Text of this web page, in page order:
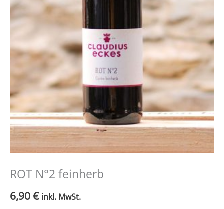
ROT N°2 feinherb
6,90€ inkl. MwSt.